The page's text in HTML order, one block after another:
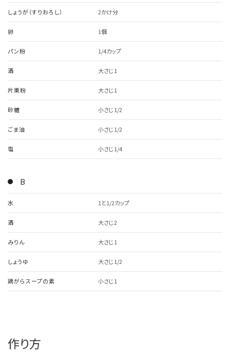
しょうが（すりおろし） 2かけ分
卵 1個
パン粉 1/4カップ
酒 大さじ1
片栗粉 大さじ1
砂糖 小さじ1/2
ごま油 小さじ1/2
塩 小さじ1/4
B
水 1と1/2カップ
酒 大さじ2
みりん 大さじ1
しょうゆ 大さじ1/2
鶏がらスープの素 小さじ1
作り方